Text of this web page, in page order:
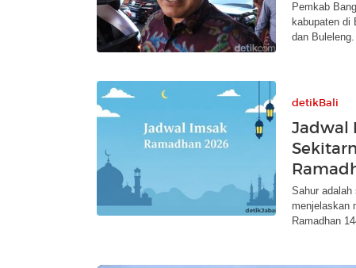
Pemkab
kabupaten di
dan Buleleng.
detikBali
Jadwal
Sahur
menjelaskan
Ramadhan